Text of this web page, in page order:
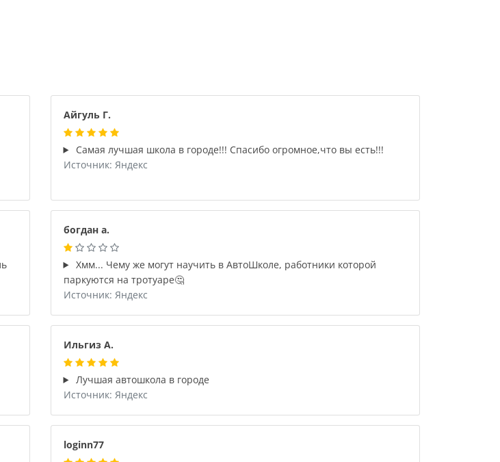
Айгуль Г.
Самая лучшая школа в городе!!! Спасибо огромное,что вы есть!!!
Источник: Яндекс
богдан а.
Хмм... Чему же могут научить в АвтоШколе, работники которой
паркуются на тротуаре🤔
Источник: Яндекс
Ильгиз А.
Лучшая автошкола в городе
Источник: Яндекс
loginn77